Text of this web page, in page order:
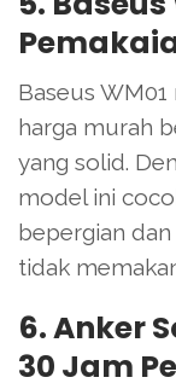
Baseus
harga murah
yang solid.
model ini
bepergian
tidak
6. Anker
30 Jam